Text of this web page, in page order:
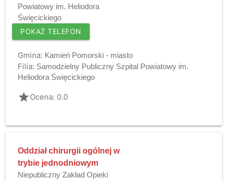
Powiatowy im. Heliodora
Święcickiego
POKAŻ TELEFON
Gmina: Kamień Pomorski - miasto
Filia: Samodzielny Publiczny Szpital Powiatowy im.
Heliodora Święcickiego
gradeOcena: 0.0
Oddział chirurgii ogólnej w
trybie jednodniowym
Niepubliczny Zakład Opieki